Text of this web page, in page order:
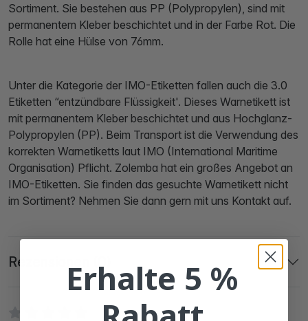
Sortiment. Sie bestehen aus PP (Polypropylen), sind mit
permanentem Kleber beschichtet und in der Farbe Rot. Die
Rolle hat eine Hülse von 76mm.
Unter die Kategorie der IMO-Etiketten fallen auch die 3.0
Etiketten “entzündbare Flüssigkeit'. Dieses Warnetikett ist
mit permanentem Kleber beschichtet und aus Hochglanz-
Polypropylen (PP). Beim Transport ist die Verwendung des
korrekten Warnetiketts laut IMO (International Maritime
Organisation) Pflicht. Zolemba hat ein großes Angebot an
IMO-Etiketten. Sie finden das gesuchte Warnetikett nicht
im Sortiment? Nehmen Sie dann gern mit uns Kontakt auf.
Rezensionen (0)Erhalte 5 %